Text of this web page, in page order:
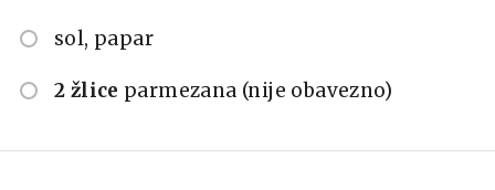
sol, papar
2 žlice parmezana (nije obavezno)